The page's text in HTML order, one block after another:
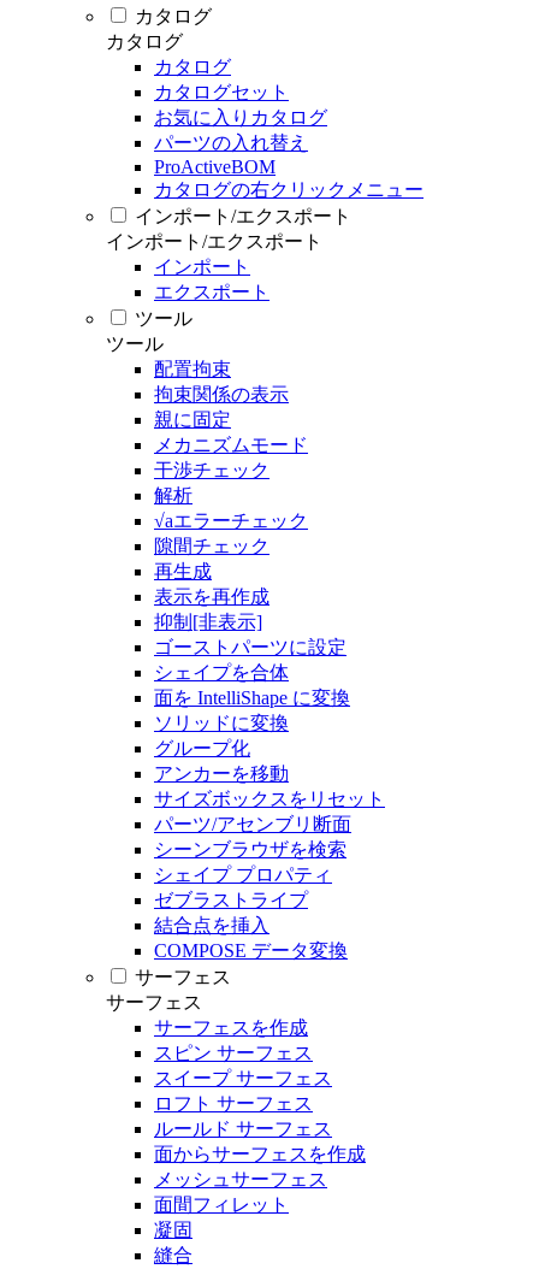
カタログ
カタログ
カタログ
カタログセット
お気に入りカタログ
パーツの入れ替え
ProActiveBOM
カタログの右クリックメニュー
インポート/エクスポート
インポート/エクスポート
インポート
エクスポート
ツール
ツール
配置拘束
拘束関係の表示
親に固定
メカニズムモード
干渉チェック
解析
√aエラーチェック
隙間チェック
再生成
表示を再作成
抑制[非表示]
ゴーストパーツに設定
シェイプを合体
面を IntelliShape に変換
ソリッドに変換
グループ化
アンカーを移動
サイズボックスをリセット
パーツ/アセンブリ断面
シーンブラウザを検索
シェイプ プロパティ
ゼブラストライプ
結合点を挿入
COMPOSE データ変換
サーフェス
サーフェス
サーフェスを作成
スピン サーフェス
スイープ サーフェス
ロフト サーフェス
ルールド サーフェス
面からサーフェスを作成
メッシュサーフェス
面間フィレット
凝固
縫合